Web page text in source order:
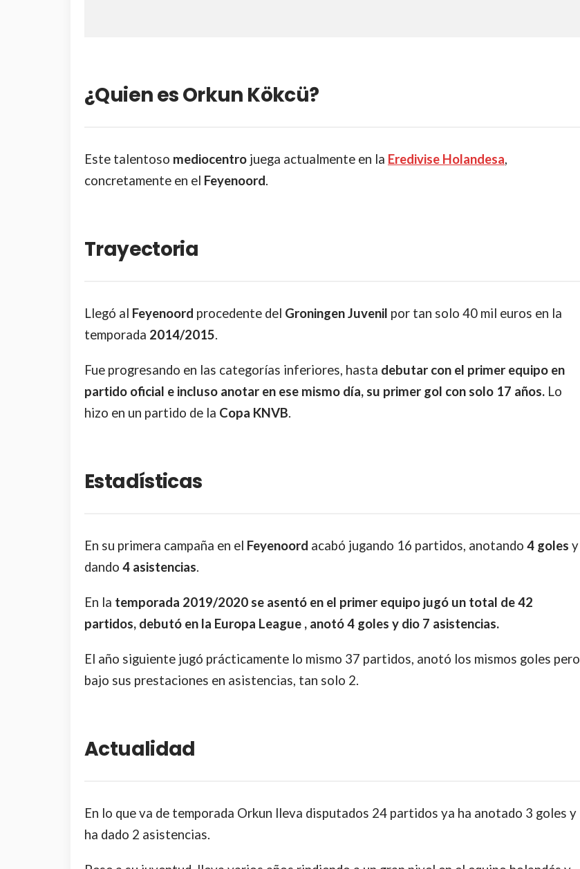
¿Quien es Orkun Kökcü?
Este talentoso mediocentro juega actualmente en la Eredivise Holandesa,
concretamente en el Feyenoord.
Trayectoria
Llegó al Feyenoord procedente del GroningenJuvenil por tan solo 40 mil euros en la
temporada 2014/2015.
Fue progresando en las categorías inferiores, hasta debutar con el primer equipo en
partido oficial e incluso anotar en ese mismo día, su primer gol con solo 17 años. Lo
hizo en un partido de la Copa KNVB.
Estadísticas
En su primera campaña en el Feyenoord acabó jugando 16 partidos, anotando 4 goles y
dando 4 asistencias.
En la temporada 2019/2020 se asentó en el primer equipo jugó un total de 42
partidos, debutó en la Europa League , anotó 4 goles y dio 7 asistencias.
El año siguiente jugó prácticamente lo mismo 37 partidos, anotó los mismos goles pero
bajo sus prestaciones en asistencias, tan solo 2.
Actualidad
En lo que va de temporada Orkun lleva disputados 24 partidos ya ha anotado 3 goles y
ha dado 2 asistencias.